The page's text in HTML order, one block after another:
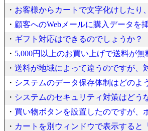
・ お客様からカートで文字化けしたり
・ 顧客へのWebメールに購入データを
・ ギフト対応はできるのでしょうか？
・ 5,000円以上のお買い上げで送料が
・ 送料が地域によって違うのですが、
・ システムのデータ保存体制はどのよ
・ システムのセキュリティ対策はどう
・ 買い物ボタンを設置したのですが、
・ カートを別ウィンドウで表示すると